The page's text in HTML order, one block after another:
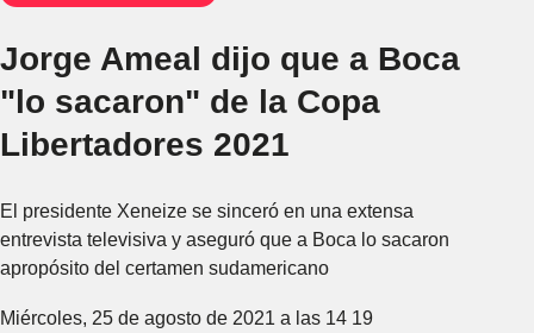
Jorge Ameal dijo que a Boca
"lo sacaron" de la Copa
Libertadores 2021
El presidente Xeneize se sinceró en una extensa
entrevista televisiva y aseguró que a Boca lo sacaron
apropósito del certamen sudamericano
Miércoles, 25 de agosto de 2021 a las 14 19